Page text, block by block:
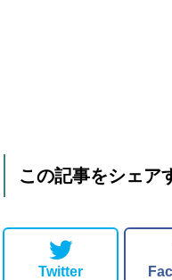
この記事をシェア
Twitter